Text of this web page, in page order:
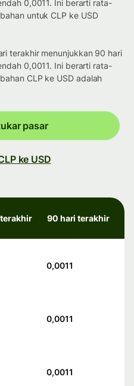
0,0011. Ini berarti rata-
untuk CLP ke USD
terakhir menunjukkan 90 hari
0,0011. Ini berarti rata-
CLP ke USD adalah
pasar
ke USD
90 hari terakhir
0,0011
0,0011
0,0011